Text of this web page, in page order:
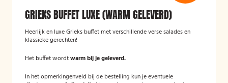
GRIEKS BUFFET LUXE (WARM GELEVERD)
Heerlijk en luxe Grieks buffet met verschillende verse salades en
klassieke gerechten!
Het buffet wordtwarm bij je geleverd.
In het opmerkingenveld bij de bestelling kun je eventuele